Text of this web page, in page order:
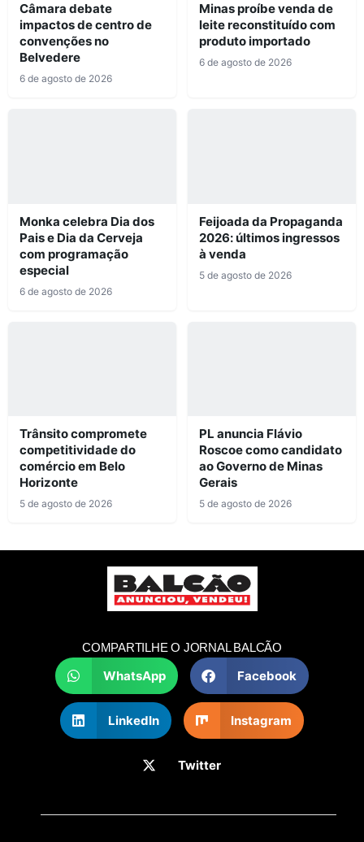
Câmara debate
impactos de centro de
convenções no
Belvedere
6 de agosto de 2026
Minas proíbe venda de
leite reconstituído com
produto importado
6 de agosto de 2026
Monka celebra Dia dos
Pais e Dia da Cerveja
com programação
especial
6 de agosto de 2026
Feijoada da Propaganda
2026: últimos ingressos
à venda
5 de agosto de 2026
Trânsito compromete
competitividade do
comércio em Belo
Horizonte
5 de agosto de 2026
PL anuncia Flávio
Roscoe como candidato
ao Governo de Minas
Gerais
5 de agosto de 2026
COMPARTILHE O JORNAL BALCÃO
WhatsApp Facebook
LinkedIn Instagram
Twitter